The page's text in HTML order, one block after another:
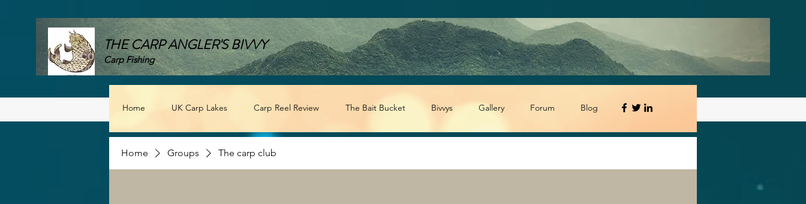
THE CARP ANGLER'S BIVVY
Carp Fishing
Home UK Carp Lakes Carp Reel Review The Bait Bucket Bivvys Gallery Forum Blog
Home Groups The carp club